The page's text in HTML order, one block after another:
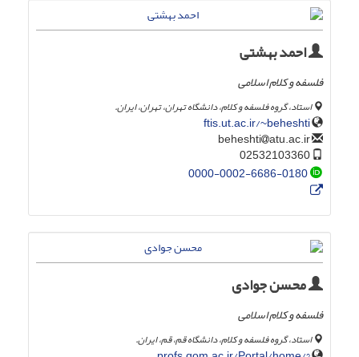
احمد بهشتی
فلسفه و کلام اسلامی
استاد، گروه فلسفه و کلام، دانشگاه تهران، تهران، ایران.
ftis.ut.ac.ir/~beheshti
atu.ac.ir
0000-0002-6686-0180
محسن جوادی
فلسفه و کلام اسلامی
استاد، گروه فلسفه و کلام، دانشگاه قم، قم، ایران.